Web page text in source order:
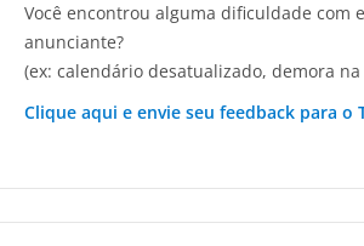
Você encontrou alguma dificuldade com
anunciante?
(ex: calendário desatualizado, demora
Clique aqui e envie seu feedback para o